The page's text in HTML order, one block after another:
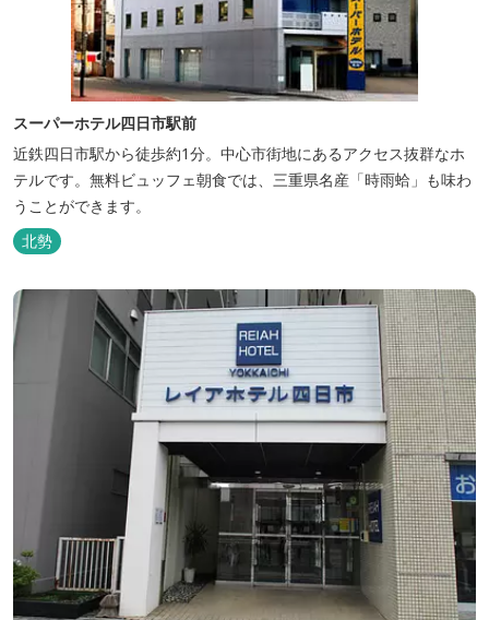
スーパーホテル四日市駅前
近鉄四日市駅から徒歩約1分。中心市街地にあるアクセス抜群なホ
テルです。無料ビュッフェ朝食では、三重県名産「時雨蛤」も味わ
うことができます。
北勢